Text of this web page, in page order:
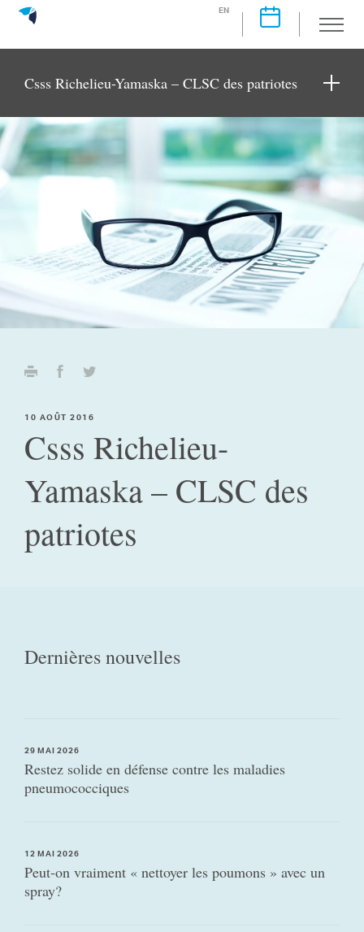
EN
Csss Richelieu-Yamaska – CLSC des patriotes
10 AOÛT 2016
Csss Richelieu-
Yamaska – CLSC des
patriotes
Dernières nouvelles
29 MAI 2026
Restez solide en défense contre les maladies
pneumococciques
12 MAI 2026
Peut-on vraiment « nettoyer les poumons » avec un
spray?